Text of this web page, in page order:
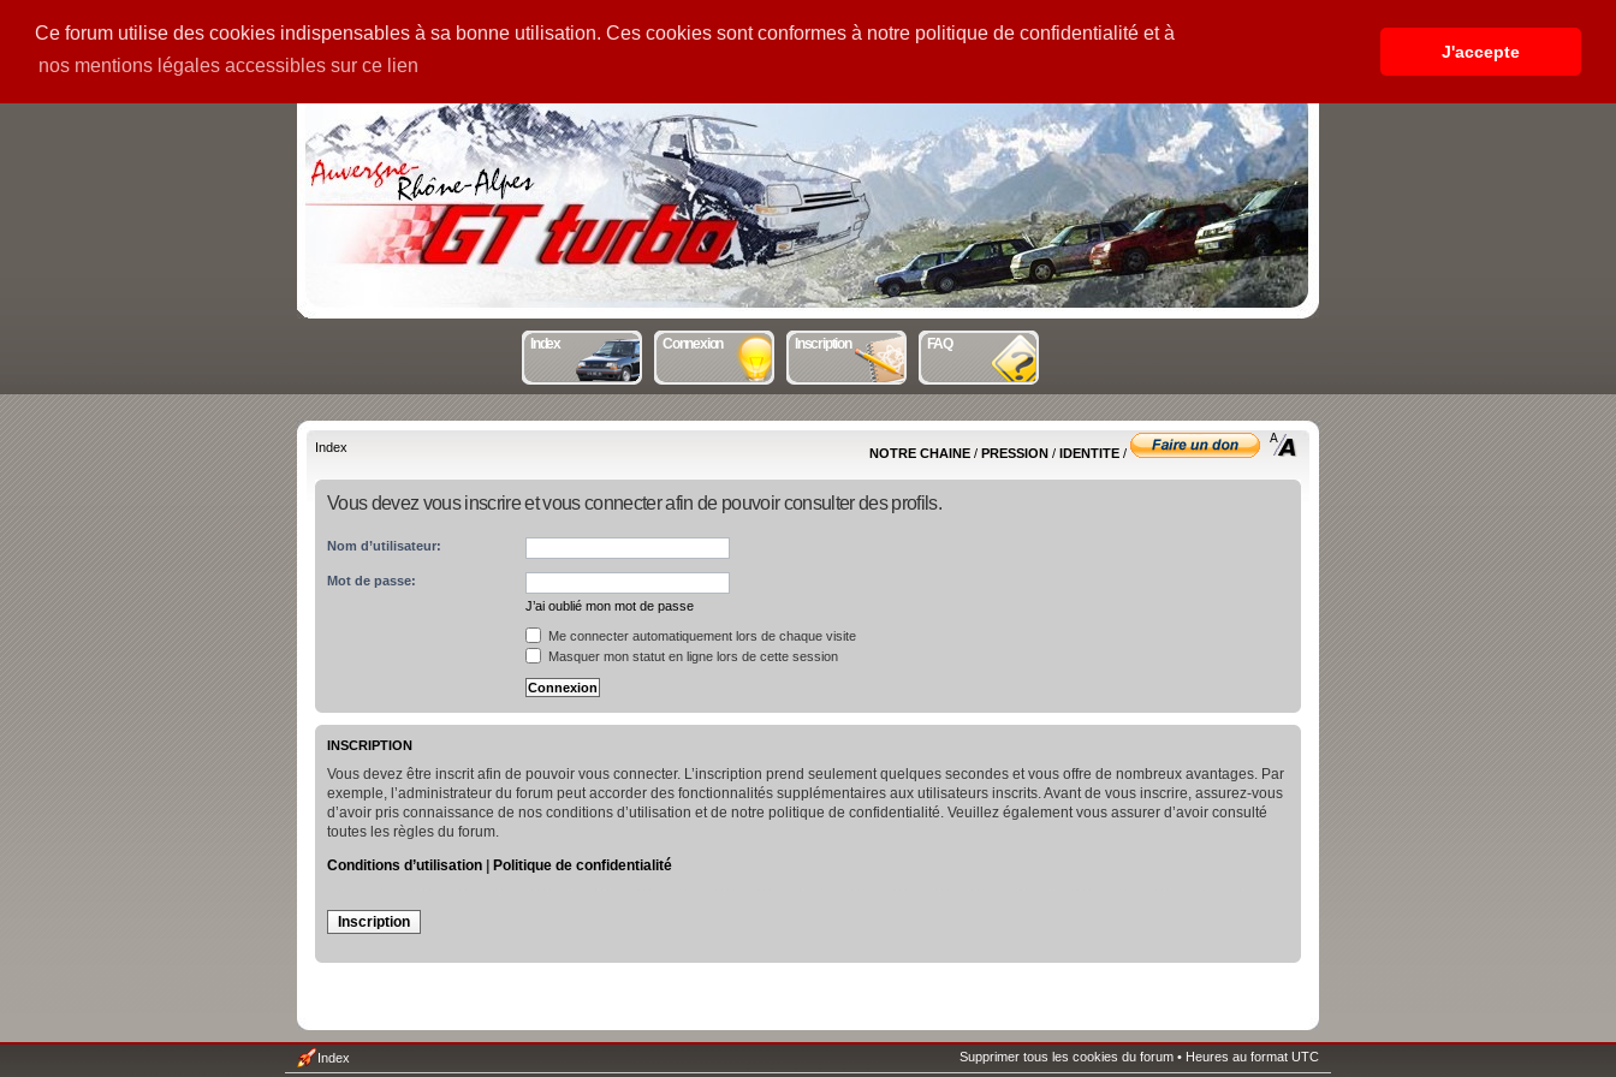
Ce forum utilise des cookies indispensables à sa bonne utilisation. Ces cookies sont conformes à notre politique de confidentialité et à
nos mentions légales accessibles sur ce lien
J'accepte
PIECES
Index Connexion Inscription FAQ
Index NOTRE CHAINE / PRESSION / IDENTITE /
Vous devez vous inscrire et vous connecter afin de pouvoir consulter des profils.
Nom d’utilisateur:
Mot de passe:
J’ai oublié mon mot de passe
Me connecter automatiquement lors de chaque visite
Masquer mon statut en ligne lors de cette session
INSCRIPTION
Vous devez être inscrit afin de pouvoir vous connecter. L’inscription prend seulement quelques secondes et vous offre de nombreux avantages. Par
exemple, l’administrateur du forum peut accorder des fonctionnalités supplémentaires aux utilisateurs inscrits. Avant de vous inscrire, assurez-vous
d’avoir pris connaissance de nos conditions d’utilisation et de notre politique de confidentialité. Veuillez également vous assurer d’avoir consulté
toutes les règles du forum.
Conditions d’utilisation | Politique de confidentialité
Inscription
Index Supprimer tous les cookies du forum • Heures au format UTC